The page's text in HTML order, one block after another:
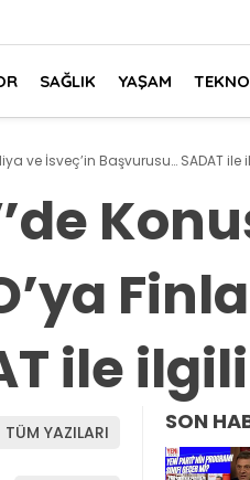
SAĞLIK YAŞAM
ve İsveç’in Başvurusu… SADAT
ile
TÜM YAZILARI SON